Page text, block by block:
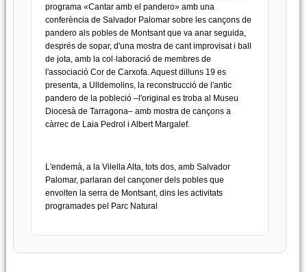
programa «Cantar amb el pandero» amb una
conferència de Salvador Palomar sobre les cançons de
pandero als pobles de Montsant que va anar seguida,
després de sopar, d'una mostra de cant improvisat i ball
de jota, amb la col·laboració de membres de
l'associació Cor de Carxofa. Aquest dilluns 19 es
presenta, a Ulldemolins, la reconstrucció de l'antic
pandero de la pobleció –l'original es troba al Museu
Diocesà de Tarragona– amb mostra de cançons a
càrrec de Laia Pedrol i Albert Margalef.
L'endemà, a la Vilella Alta, tots dos, amb Salvador
Palomar, parlaran del cançoner dels pobles que
envolten la serra de Montsant, dins les activitats
programades pel Parc Natural